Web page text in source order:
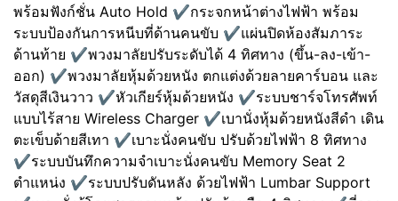
พร้อมฟังก์ชั่น Auto Hold ✔️กระจกหน้าต่างไฟฟ้า พร้อม
ระบบป้องกันการหนีบที่ด้านคนขับ ✔️แผ่นปิดห้องสัมภาระ
ด้านท้าย ✔️พวงมาลัยปรับระดับได้ 4 ทิศทาง (ขึ้น-ลง-เข้า-
ออก) ✔️พวงมาลัยหุ้มด้วยหนัง ตกแต่งด้วยลายคาร์บอน และ
วัสดุสีเงินวาว ✔️หัวเกียร์หุ้มด้วยหนัง ✔️ระบบชาร์จโทรศัพท์
แบบไร้สาย Wireless Charger ✔️เบานั่งหุ้มด้วยหนังสีดำ เดิน
ตะเข็บด้ายสีเทา ✔️เบาะนั่งคนขับ ปรับด้วยไฟฟ้า 8 ทิศทาง
✔️ระบบบันทึกความจำเบาะนั่งคนขับ Memory Seat 2
ตำแหน่ง ✔️ระบบปรับดันหลัง ด้วยไฟฟ้า Lumbar Support